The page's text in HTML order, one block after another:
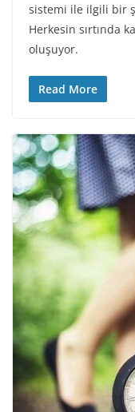
sistemi ile ilgili bir
Herkesin sırtında
oluşuyor.
Read More